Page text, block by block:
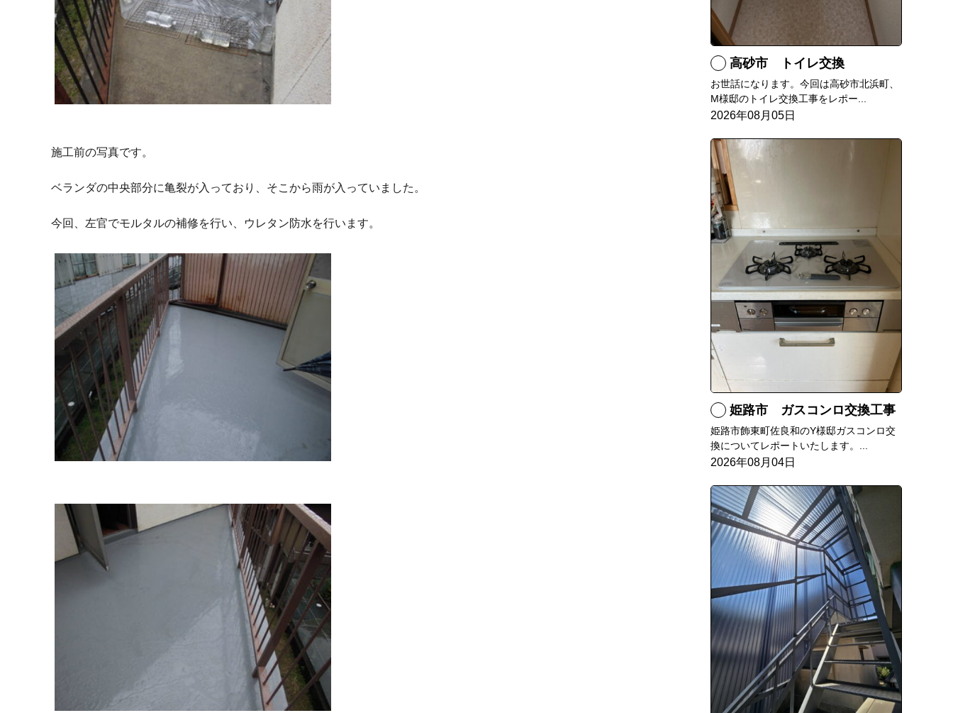
施工前の写真です。
ベランダの中央部分に亀裂が入っており、そこから雨が入っていました。
今回、左官でモルタルの補修を行い、ウレタン防水を行います。
高砂市 トイレ交換
お世話になります。今回は高砂市北浜町、
M様邸のトイレ交換工事をレポー...
2026年08月05日
姫路市 ガスコンロ交換工事
姫路市飾東町佐良和のY様邸ガスコンロ交
換についてレポートいたします。...
2026年08月04日